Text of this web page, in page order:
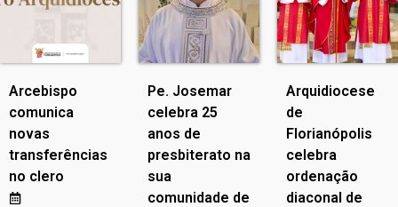
Arcebispo
comunica
novas
transferências
no clero
Pe. Josemar
celebra 25
anos de
presbiterato na
sua
comunidade de
Arquidiocese
de
Florianópolis
celebra
ordenação
diaconal de